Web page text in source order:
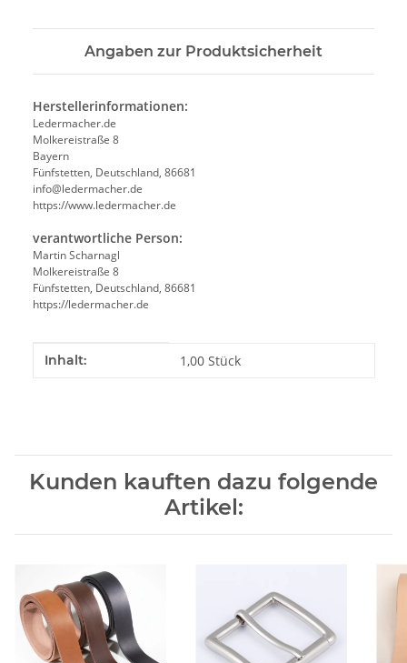
Angaben zur Produktsicherheit
Herstellerinformationen:
Ledermacher.de
Molkereistraße 8
Bayern
Fünfstetten, Deutschland, 86681
info@ledermacher.de
https://www.ledermacher.de
verantwortliche Person:
Martin Scharnagl
Molkereistraße 8
Fünfstetten, Deutschland, 86681
https://ledermacher.de
Produkteigenschaft
Wert
Inhalt: 1,00 Stück
Kunden kauften dazu folgende
Artikel: